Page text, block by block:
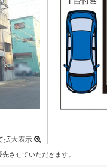
拡大表示
させていただきます。